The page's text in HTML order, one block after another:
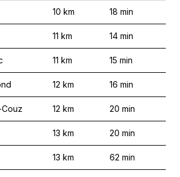
10 km 18 min
11 km 14 min
11 km 15 min
12 km 16 min
12 km 20 min
13 km 20 min
13 km 62 min